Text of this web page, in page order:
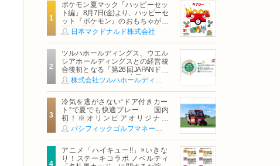
ポケモン夏マック「ハッピーセッ
ト編」 8月7日(金)より、ハッピーセ
ット『ポケモン』のおもちゃが期
間限定登場
日本マクドナルド株式会社
ツルハホールディングス、ウエル
シアホールディングスとの経営統
合後初となる「第26回JAPANドラ
ッグストアショー」に出展
冷気を逃がさない“ドア付きカー
ト”で夏でも快適プレー 国内
初！※オリンピアオリジナル
「AirCon Cart（エアコンカー
ト）」導入 | ＰＧＭ
アニメ「ハイキュー!!」×いきな
り！ステーキコラボ ノベルティ